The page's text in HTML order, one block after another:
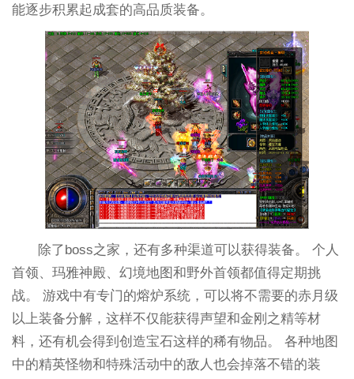
能逐步积累起成套的高品质装备。
除了boss之家，还有多种渠道可以获得装备。 个人
首领、玛雅神殿、幻境地图和野外首领都值得定期挑
战。 游戏中有专门的熔炉系统，可以将不需要的赤月级
以上装备分解，这样不仅能获得声望和金刚之精等材
料，还有机会得到创造宝石这样的稀有物品。 各种地图
中的精英怪物和特殊活动中的敌人也会掉落不错的装